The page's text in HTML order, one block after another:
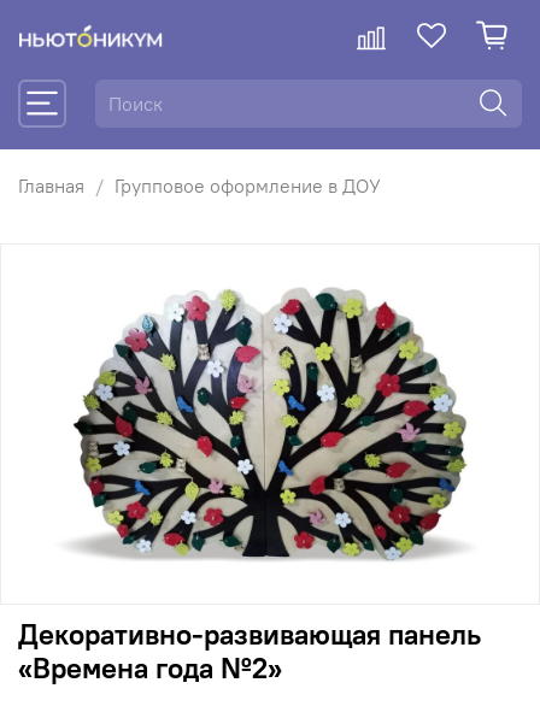
Главная Групповое оформление в ДОУ
Декоративно-развивающая панель
«Времена года №2»